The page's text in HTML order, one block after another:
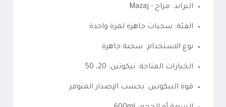
البراند: مزاج - Mazaj
الفئة: سحبات جاهزة لمرة واحدة
نوع الاستخدام: سحبة جاهزة
الخيارات المتاحة: نيكوتين: 20، 50
قوة النيكوتين: بحسب الإصدار المتوفر